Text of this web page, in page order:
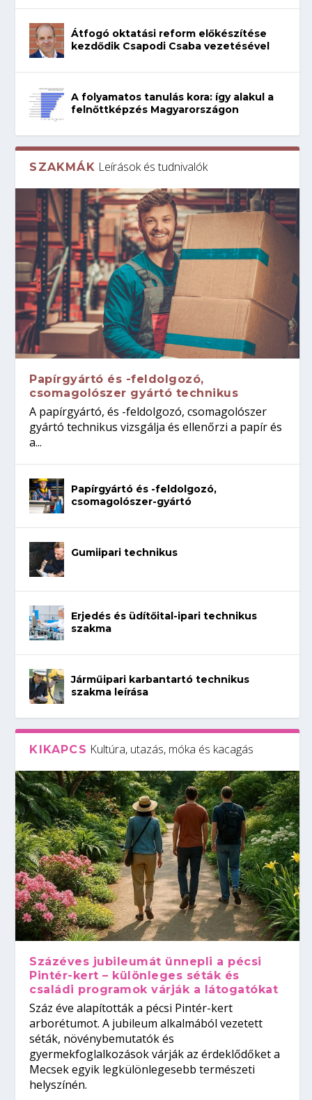
Átfogó oktatási reform előkészítése
kezdődik Csapodi Csaba vezetésével
A folyamatos tanulás kora: így alakul a
felnőttképzés Magyarországon
SZAKMÁK Leírások és tudnivalók
Papírgyártó és -feldolgozó,
csomagolószer gyártó technikus
A papírgyártó, és -feldolgozó, csomagolószer
gyártó technikus vizsgálja és ellenőrzi a papír és
a...
Papírgyártó és -feldolgozó,
csomagolószer-gyártó
Gumiipari technikus
Erjedés és üdítőital-ipari technikus
szakma
Járműipari karbantartó technikus
szakma leírása
KIKAPCS Kultúra, utazás, móka és kacagás
Százéves jubileumát ünnepli a pécsi
Pintér-kert – különleges séták és
családi programok várják a látogatókat
Száz éve alapították a pécsi Pintér-kert
arborétumot. A jubileum alkalmából vezetett
séták, növénybemutatók és
gyermekfoglalkozások várják az érdeklődőket a
Mecsek egyik legkülönlegesebb természeti
helyszínén.